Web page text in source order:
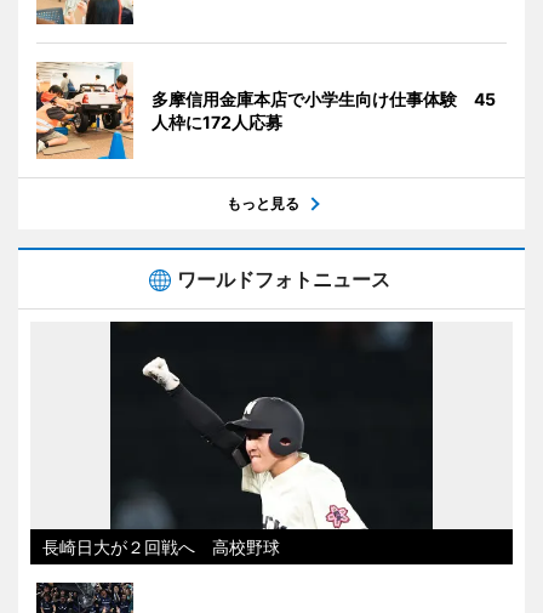
多摩信用金庫本店で小学生向け仕事体験 45
人枠に172人応募
もっと見る
ワールドフォトニュース
長崎日大が２回戦へ 高校野球